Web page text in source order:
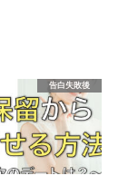
告白失敗後